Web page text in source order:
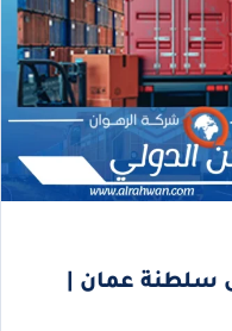
سلطنة عمان |